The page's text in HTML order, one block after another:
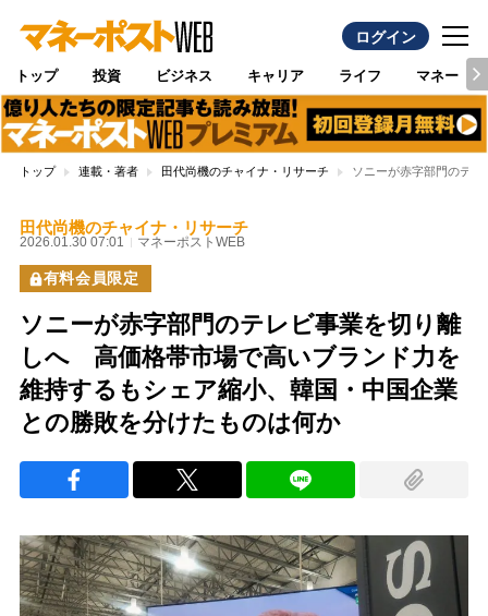
ログイン
トップ 投資 ビジネス キャリア ライフ マネー
トップ 連載・著者 田代尚機のチャイナ・リサーチ ソニーが赤字部門のテ
田代尚機のチャイナ・リサーチ
2026.01.30 07:01 マネーポストWEB
有料会員限定
ソニーが赤字部門のテレビ事業を切り離
しへ 高価格帯市場で高いブランド力を
維持するもシェア縮小、韓国・中国企業
との勝敗を分けたものは何か